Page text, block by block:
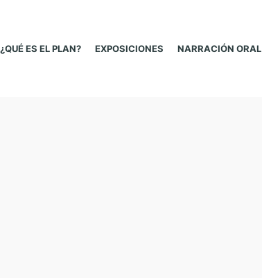
¿QUÉ ES EL PLAN? EXPOSICIONES NARRACIÓN ORAL